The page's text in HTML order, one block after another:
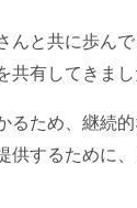
んと共に歩ん
有してきまし
るため、継続
するために